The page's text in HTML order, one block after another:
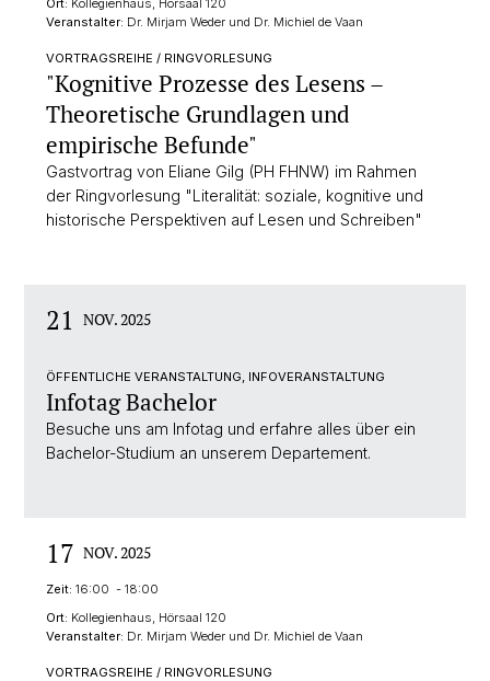
Ort: Kollegienhaus, Hörsaal 120
Veranstalter: Dr. Mirjam Weder und Dr. Michiel de Vaan
VORTRAGSREIHE / RINGVORLESUNG
"Kognitive Prozesse des Lesens –
Theoretische Grundlagen und
empirische Befunde"
Gastvortrag von Eliane Gilg (PH FHNW) im Rahmen
der Ringvorlesung "Literalität: soziale, kognitive und
historische Perspektiven auf Lesen und Schreiben"
21 NOV. 2025
ÖFFENTLICHE VERANSTALTUNG, INFOVERANSTALTUNG
Infotag Bachelor
Besuche uns am Infotag und erfahre alles über ein
Bachelor-Studium an unserem Departement.
17 NOV. 2025
Zeit: 16:00 - 18:00
Ort: Kollegienhaus, Hörsaal 120
Veranstalter: Dr. Mirjam Weder und Dr. Michiel de Vaan
VORTRAGSREIHE / RINGVORLESUNG